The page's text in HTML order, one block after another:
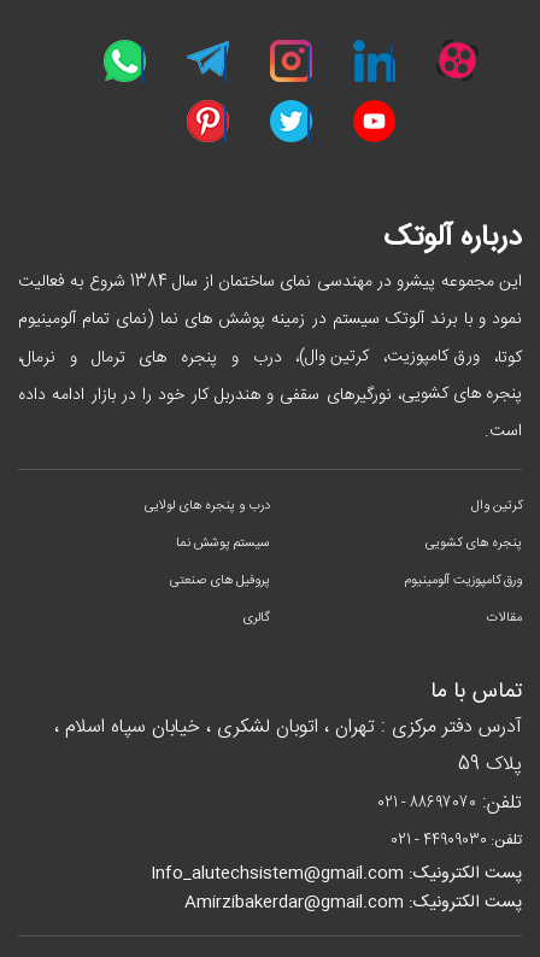
درباره آلوتک
این مجموعه پیشرو در مهندسی نمای ساختمان از سال 1384 شروع به فعالیت
نمود و با برند آلوتک سیستم در زمینه پوشش های نما (نمای تمام آلومینیوم
کوتا، ورق کامپوزیت،کرتین وال)، درب و پنجره های ترمال و نرمال،
پنجره های کشویی، نورگیرهای سقفی و هندربل کار خود را در بازار ادامه داده
است.
کرتین وال
درب و پنجره های لولایی
پنجره های کشویی
سیستم پوشش نما
ورق کامپوزیت آلومینیوم
پروفیل های صنعتی
مقالات
گالری
تماس با ما
آدرس دفتر مرکزی : تهران ، اتوبان لشکری ، خیابان سپاه اسلام ،
پلاک 59
تلفن: 021 - 88697070
تلفن: 021 - 44909030
پست الکترونیک: Info_alutechsistem@gmail.com
پست الکترونیک: Amirzibakerdar@gmail.com